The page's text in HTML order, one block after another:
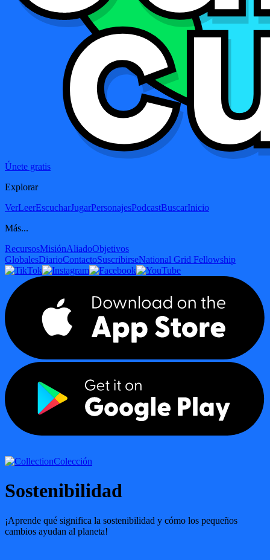
Únete gratis
Explorar
VerLeerEscucharJugarPersonajesPodcastBuscarInicio
Más...
RecursosMisiónAliadoObjetivos
GlobalesDiarioContactoSuscribirseNational Grid Fellowship
Colección
Sostenibilidad
¡Aprende qué significa la sostenibilidad y cómo los pequeños
cambios ayudan al planeta!